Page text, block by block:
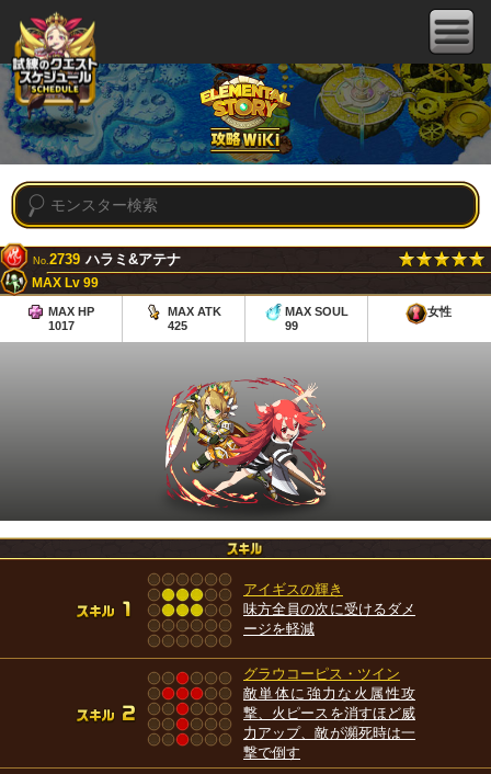
No.2739 ハラミ&アテナ
MAX Lv 99
MAX HP
1017
MAX ATK
425
MAX SOUL
99
女性
アイギスの輝き
味方全員の次に受けるダメ
ージを軽減
グラウコーピス・ツイン
敵単体に強力な火属性攻
撃、火ピースを消すほど威
力アップ、敵が瀕死時は一
撃で倒す